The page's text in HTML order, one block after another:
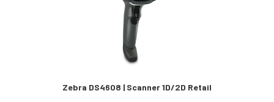
Zebra DS4608 | Scanner 1D/2D Retail